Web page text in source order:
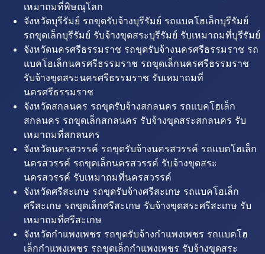
เหมาถมที่พิษณุโลก
จังหวัดบุรีรัมย์ รถขุดรับจ้างบุรีรัมย์ รถแบคโฮเล็กบุรีรัมย์
รถขุดเล็กบุรีรัมย์ รับจ้างขุดสระบุรีรัมย์ รับเหมาถมที่บุรีรัมย์
จังหวัดนครศรีธรรมราช รถขุดรับจ้างนครศรีธรรมราช รถ
แบคโฮเล็กนครศรีธรรมราช รถขุดเล็กนครศรีธรรมราช
รับจ้างขุดสระนครศรีธรรมราช รับเหมาถมที่
นครศรีธรรมราช
จังหวัดสกลนคร รถขุดรับจ้างสกลนคร รถแบคโฮเล็ก
สกลนคร รถขุดเล็กสกลนคร รับจ้างขุดสระสกลนคร รับ
เหมาถมที่สกลนคร
จังหวัดนครสวรรค์ รถขุดรับจ้างนครสวรรค์ รถแบคโฮเล็ก
นครสวรรค์ รถขุดเล็กนครสวรรค์ รับจ้างขุดสระ
นครสวรรค์ รับเหมาถมที่นครสวรรค์
จังหวัดศรีสะเกษ รถขุดรับจ้างศรีสะเกษ รถแบคโฮเล็ก
ศรีสะเกษ รถขุดเล็กศรีสะเกษ รับจ้างขุดสระศรีสะเกษ รับ
เหมาถมที่ศรีสะเกษ
จังหวัดกำแพงเพชร รถขุดรับจ้างกำแพงเพชร รถแบคโฮ
เล็กกำแพงเพชร รถขุดเล็กกำแพงเพชร รับจ้างขุดสระ